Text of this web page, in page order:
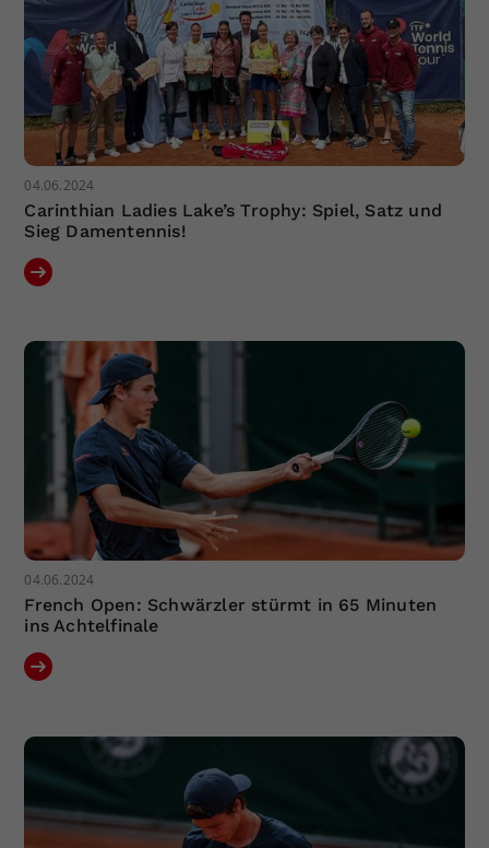
04.06.2024
Carinthian Ladies Lake’s Trophy: Spiel, Satz und
Sieg Damentennis!
04.06.2024
French Open: Schwärzler stürmt in 65 Minuten
ins Achtelfinale